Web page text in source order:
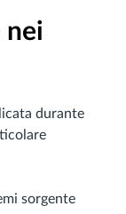
nei
durante
sorgente